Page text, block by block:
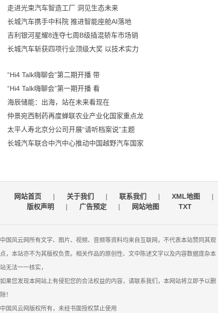
走进光束汽车智造工厂 洞见生态未来
长城汽车携手中科院 推进智能座舱AI落地
吉利银河星耀8连夺七周B级插混轿车市场销
长城汽车斩获四项行业顶级大奖 以技术实力
“Hi4 Talk嗨聊会”第二期开播 带
“Hi4 Talk嗨聊会”第一期开播 看
海辰储能：出海，站在未来看现在
仲景宛西制药再度蝉联农业产业化国家重点龙
太平人寿北京分公司开展“请听档案说”主题
长城汽车联合中汽中心推动中国越野汽车国家
网站首页 | 关于我们 | 联系我们 | XML地图
|
版权声明
| 广告预定 | 网站地图 TXT
中国风云网所有文字、图片、视频、音频等资料均来自互联网，不代表本站赞同其观
点，本站亦不为其版权负责。相关作品的原创性、文中陈述文字以及内容数据庞杂本
站无法一一核实，
如果您发现本网站上有侵犯您的合法权益的内容，请联系我们，本网站将立即予以删
除！
中国风云网版权所有，未经书面授权禁止使用